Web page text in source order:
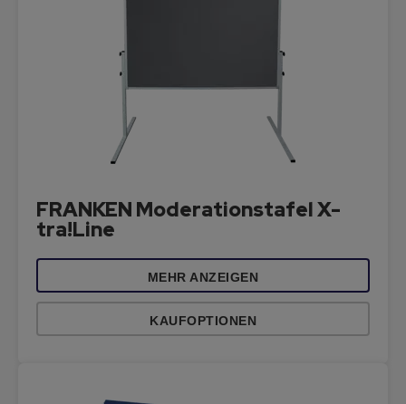
FRANKEN Moderationstafel X-
tra!Line
MEHR ANZEIGEN
KAUFOPTIONEN